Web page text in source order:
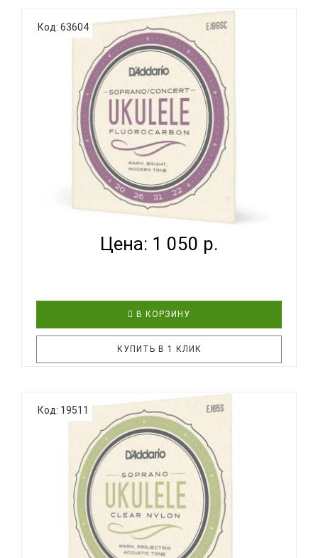
Код: 63604
D'ADDARIO EJ99SC - СТРУНЫ ДЛЯ УКУЛЕЛЕ
КОНЦЕРТ...
Цена: 1 050 р.
В КОРЗИНУ
КУПИТЬ В 1 КЛИК
Дополнительная ИнформацияКоличество струн:
4Размер: КонцертСтрана происхождения:
Соединенные штатыИнструмент:
УкулелеОсобенностиДля
профессионаловD'ADDARIO EJ99SC струны для
укулеле сопрано/концерт из прозрачного
флюорокарбона..
Код: 19511